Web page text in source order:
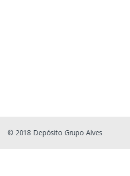
© 2018 Depósito Grupo Alves